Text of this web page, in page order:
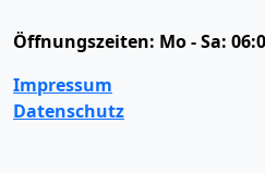
Öffnungszeiten: Mo - Sa:
Impressum
Datenschutz